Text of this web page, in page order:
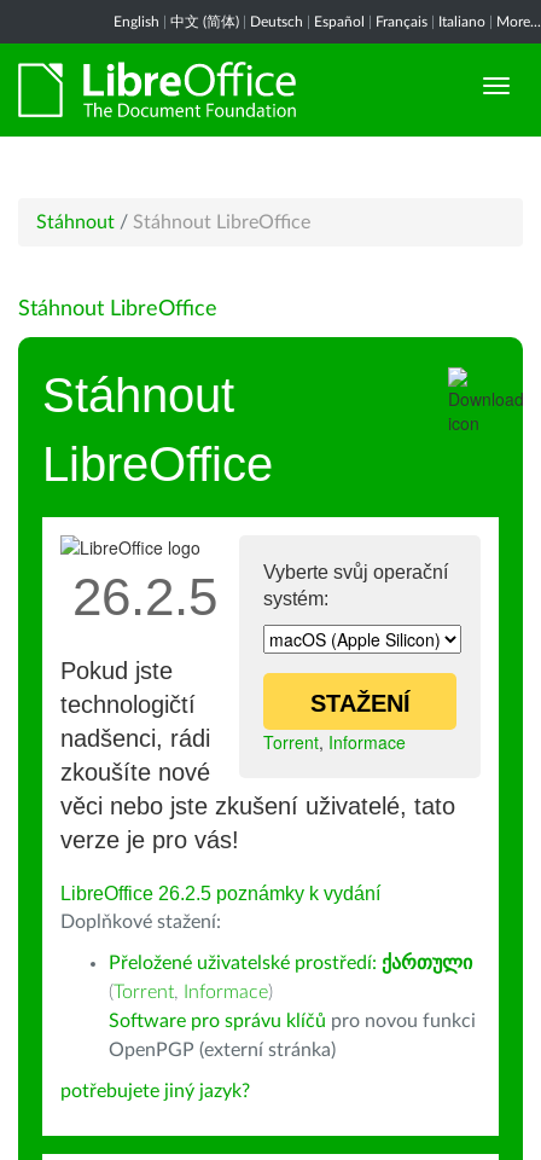
English 中文 (简体) Deutsch Español Français Italiano More...
Stáhnout / Stáhnout LibreOffice
Stáhnout LibreOffice
Stáhnout
LibreOffice
Vyberte svůj operační
systém:
STAŽENÍ
Torrent, Informace
26.2.5
Pokud jste
technologičtí
nadšenci, rádi
zkoušíte nové
věci nebo jste zkušení uživatelé, tato
verze je pro vás!
LibreOffice 26.2.5 poznámky k vydání
Doplňkové stažení:
Přeložené uživatelské prostředí: ქართული
(Torrent, Informace)
Software pro správu klíčů pro novou funkci
OpenPGP (externí stránka)
potřebujete jiný jazyk?